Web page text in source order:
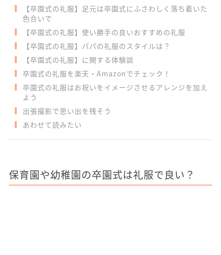
【卒園式の礼服】足元は卒園式にふさわしく落ち着いた
色合いで
【卒園式の礼服】使い勝手の良いおすすめの礼服
【卒園式の礼服】パパの礼服のスタイルは？
【卒園式の礼服】に関する体験談
卒園式の礼服を楽天・Amazonでチェック！
卒園式の礼服はお祝いをイメージさせるアレンジを加え
よう
出張撮影で思い出を残そう
あわせて読みたい
保育園や幼稚園の卒園式は礼服で良い？